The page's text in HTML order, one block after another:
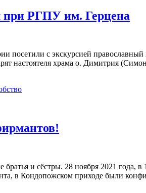
при РГПУ им. Герцена
посетили с экскурсией
настоятеля храма о. Димитрия
и сёстры. 28 ноября 2021 года,
в Кондопожском приходе были